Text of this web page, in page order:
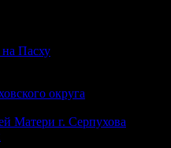
Пасху
округа
Матери г. Серпухова